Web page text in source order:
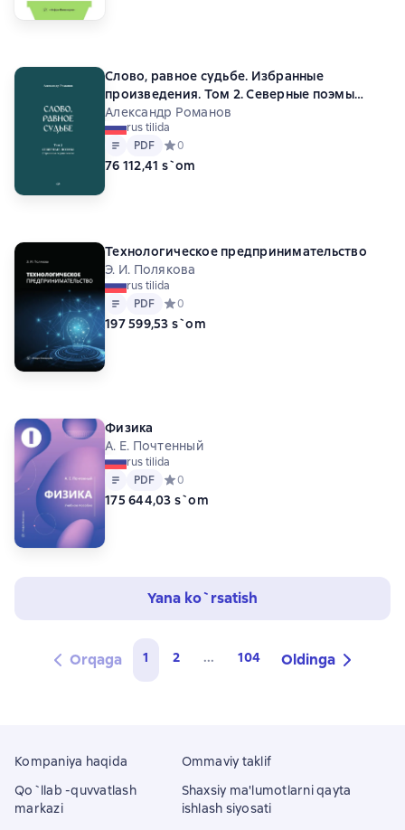
Слово, равное судьбе. Избранные
произведения. Том 2. Северные поэмы
(Страницы сердца моего)
Александр Романов
rus tilida
Matn
PDF
PDF Средний рейтинг 0 на основе 0 оценок
0
76 112,41 s`om
Технологическое предпринимательство
Э. И. Полякова
rus tilida
Matn
PDF
PDF Средний рейтинг 0 на основе 0 оценок
0
197 599,53 s`om
Физика
А. Е. Почтенный
rus tilida
Matn
PDF
PDF Средний рейтинг 0 на основе 0 оценок
0
175 644,03 s`om
Yana ko`rsatish
Orqaga 1 2 ... 104 Oldinga
Kompaniya haqida
Qo`llab -quvvatlash
markazi
Ommaviy taklif
Shaxsiy ma'lumotlarni qayta
ishlash siyosati